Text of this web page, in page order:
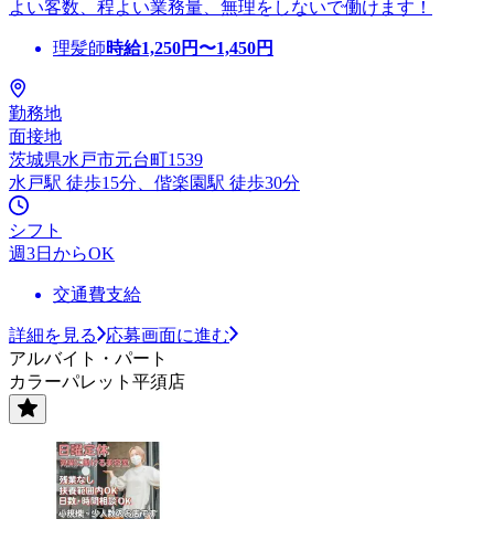
よい客数、程よい業務量、無理をしないで働けます！
理髪師時給1,250円〜1,450円
勤務地
面接地
茨城県水戸市元台町1539
水戸駅 徒歩15分、偕楽園駅 徒歩30分
シフト
週3日からOK
交通費支給
詳細を見る
応募画面に進む
アルバイト・パート
カラーパレット平須店